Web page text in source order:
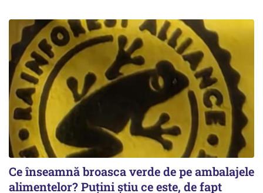
Ce înseamnă broasca verde de pe ambalajele
alimentelor? Puțini știu ce este, de fapt